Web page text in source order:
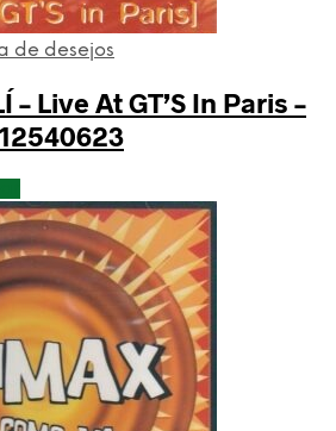
de desejos
– Live At GT’S In Paris –